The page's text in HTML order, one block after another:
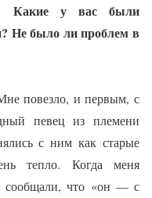
Какие у вас были
Не было ли проблем в
повезло, и первым, с
пе­вец из племени
с ним как старые
тепло. Когда ме­ня
сообщали, что «он — с